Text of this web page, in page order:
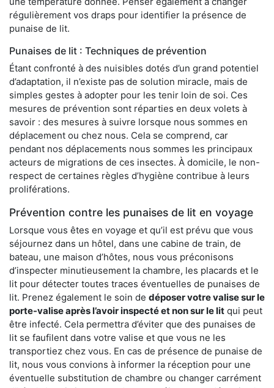
régulièrement vos draps pour identifier la présence de
punaise de lit.
Punaises de lit : Techniques de prévention
Étant confronté à des nuisibles dotés d’un grand potentiel
d’adaptation, il n’existe pas de solution miracle, mais de
simples gestes à adopter pour les tenir loin de soi. Ces
mesures de prévention sont réparties en deux volets à
savoir : des mesures à suivre lorsque nous sommes en
déplacement ou chez nous. Cela se comprend, car
pendant nos déplacements nous sommes les principaux
acteurs de migrations de ces insectes. À domicile, le non-
respect de certaines règles d’hygiène contribue à leurs
proliférations.
Prévention contre les punaises de lit en voyage
Lorsque vous êtes en voyage et qu’il est prévu que vous
séjournez dans un hôtel, dans une cabine de train, de
bateau, une maison d’hôtes, nous vous préconisons
d’inspecter minutieusement la chambre, les placards et le
lit pour détecter toutes traces éventuelles de punaises de
lit. Prenez également le soin de déposer votre valise sur le
porte-valise après l’avoir inspecté et non sur le lit qui peut
être infecté. Cela permettra d’éviter que des punaises de
lit se faufilent dans votre valise et que vous ne les
transportiez chez vous. En cas de présence de punaise de
lit, nous vous convions à informer la réception pour une
éventuelle substitution de chambre ou changer carrément